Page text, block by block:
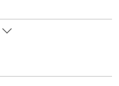
Beispiel: Theater; Messe-